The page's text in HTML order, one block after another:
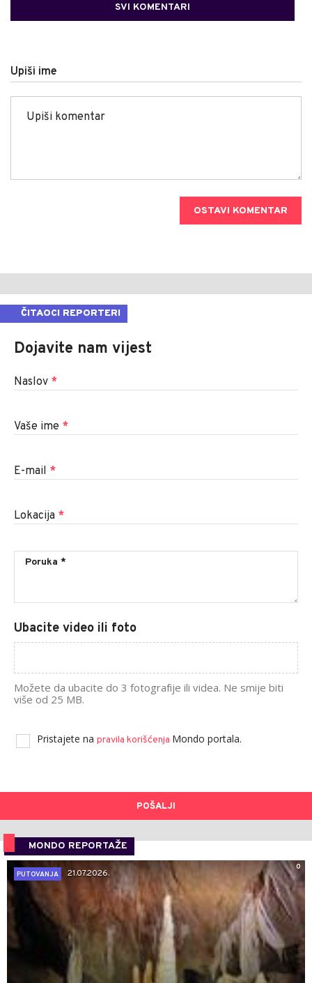
SVI KOMENTARI
Upiši ime
OSTAVI KOMENTAR
ČITAOCI REPORTERI
Dojavite nam vijest
Naslov *
Vaše ime *
E-mail *
Lokacija *
Ubacite video ili foto
Možete da ubacite do 3 fotografije ili videa. Ne smije biti
više od 25 MB.
Pristajete na pravila korišćenja Mondo portala.
POŠALJI
MONDO REPORTAŽE
0
PUTOVANJA
21.07.2026.